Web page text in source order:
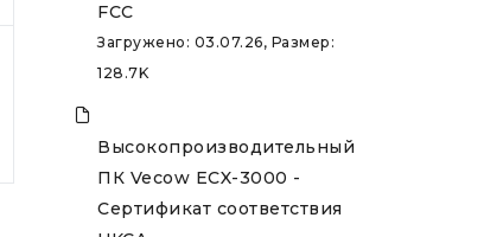
FCC
Загружено: 03.07.26, Размер:
128.7K
Высокопроизводительный
ПК Vecow ECX-3000 -
Сертификат соответствия